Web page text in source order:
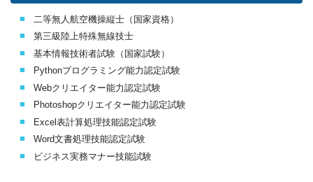
二等無人航空機操縦士（国家資格）
第三級陸上特殊無線技士
基本情報技術者試験（国家試験）
Pythonプログラミング能力認定試験
Webクリエイター能力認定試験
Photoshopクリエイター能力認定試験
Excel表計算処理技能認定試験
Word文書処理技能認定試験
ビジネス実務マナー技能試験